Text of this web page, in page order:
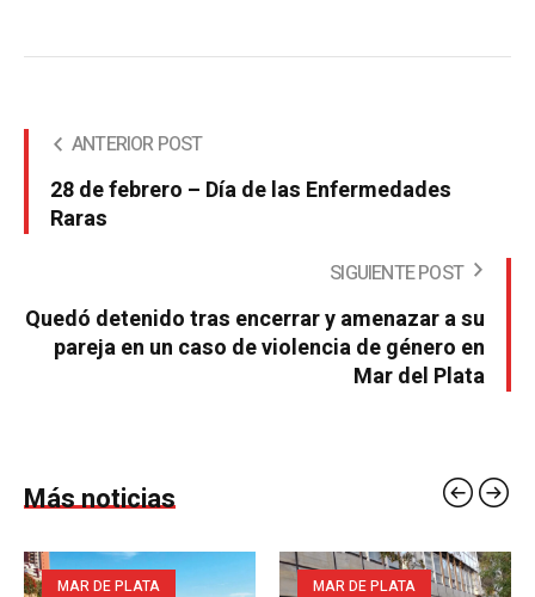
ANTERIOR POST
28 de febrero – Día de las Enfermedades
Raras
SIGUIENTE POST
Quedó detenido tras encerrar y amenazar a su
pareja en un caso de violencia de género en
Mar del Plata
Más noticias
MAR DE PLATA MAR DE PLATA